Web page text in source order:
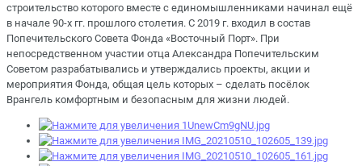
строительство которого вместе с единомышленниками начинал ещё
в начале 90-х гг. прошлого столетия. С 2019 г. входил в состав
Попечительского Совета Фонда «Восточный Порт». При
непосредственном участии отца Александра Попечительским
Советом разрабатывались и утверждались проекты, акции и
мероприятия Фонда, общая цель которых – сделать посёлок
Врангель комфортным и безопасным для жизни людей.